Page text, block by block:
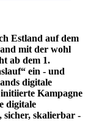
Estland auf dem
mit der wohl
ab dem 1.
ein - und
digitale
Kampagne
digitale
sicher, skalierbar -